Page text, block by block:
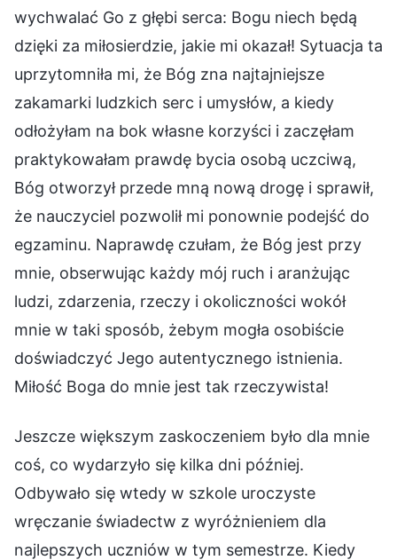
wychwalać Go z głębi serca: Bogu niech będą
dzięki za miłosierdzie, jakie mi okazał! Sytuacja ta
uprzytomniła mi, że Bóg zna najtajniejsze
zakamarki ludzkich serc i umysłów, a kiedy
odłożyłam na bok własne korzyści i zaczęłam
praktykowałam prawdę bycia osobą uczciwą,
Bóg otworzył przede mną nową drogę i sprawił,
że nauczyciel pozwolił mi ponownie podejść do
egzaminu. Naprawdę czułam, że Bóg jest przy
mnie, obserwując każdy mój ruch i aranżując
ludzi, zdarzenia, rzeczy i okoliczności wokół
mnie w taki sposób, żebym mogła osobiście
doświadczyć Jego autentycznego istnienia.
Miłość Boga do mnie jest tak rzeczywista!
Jeszcze większym zaskoczeniem było dla mnie
coś, co wydarzyło się kilka dni później.
Odbywało się wtedy w szkole uroczyste
wręczanie świadectw z wyróżnieniem dla
najlepszych uczniów w tym semestrze. Kiedy